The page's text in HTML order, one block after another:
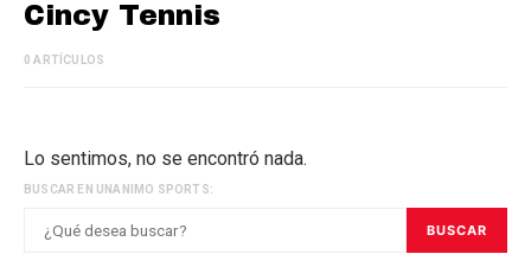
Cincy Tennis
0 ARTÍCULOS
Lo sentimos, no se encontró nada.
BUSCAR EN UNANIMO SPORTS:
BUSCAR